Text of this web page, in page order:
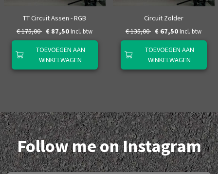
TT Circuit Assen - RGB
€ 175,00 € 87,50 Incl. btw
TOEVOEGEN AAN
WINKELWAGEN
Circuit Zolder
€ 135,00 € 67,50 Incl. btw
TOEVOEGEN AAN
WINKELWAGEN
Follow me on Instagram